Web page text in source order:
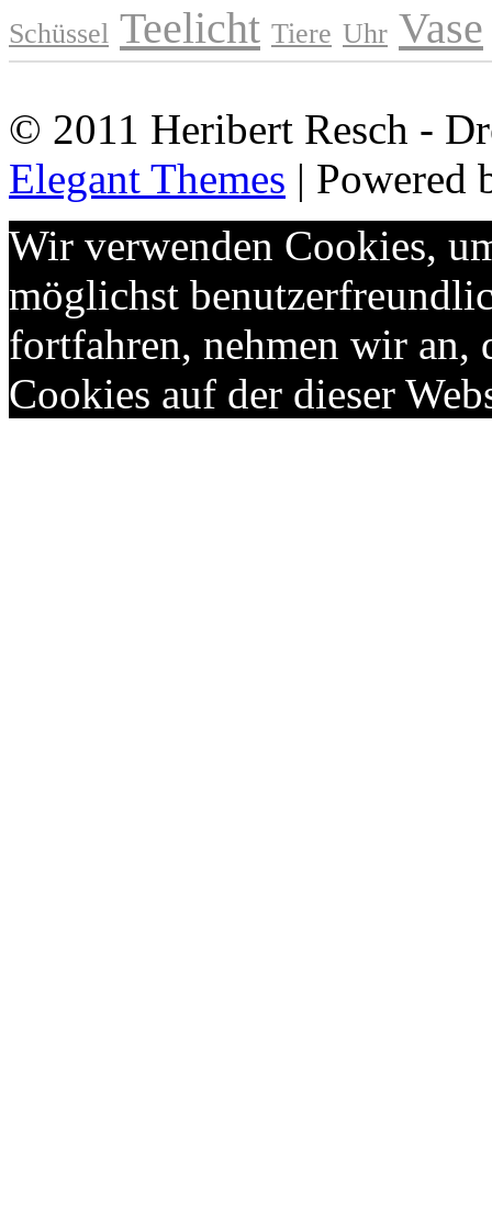
Schüssel Teelicht Tiere Uhr Vase
© 2011 Heribert Resch -
Elegant Themes | Powered
Wir verwenden Cookies,
möglichst
fortfahren, nehmen wir an,
Cookies auf der dieser